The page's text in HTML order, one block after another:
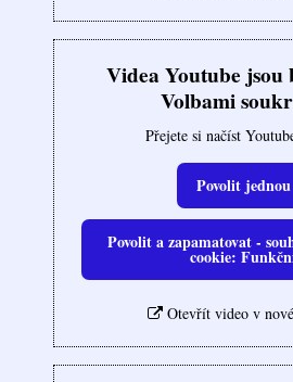
Videa Youtube jsou
Volbami
Přejete si načíst
Povolit jednou
Povolit a zapamatovat -
cookie:
Otevřít video v